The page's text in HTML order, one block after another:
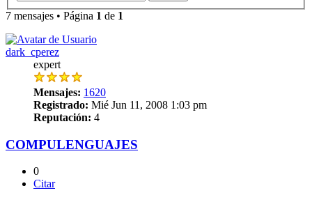
7 mensajes • Página 1 de 1
dark_cperez
expert
Mensajes: 1620
Registrado: Mié Jun 11, 2008 1:03 pm
Reputación: 4
COMPULENGUAJES
0
Citar